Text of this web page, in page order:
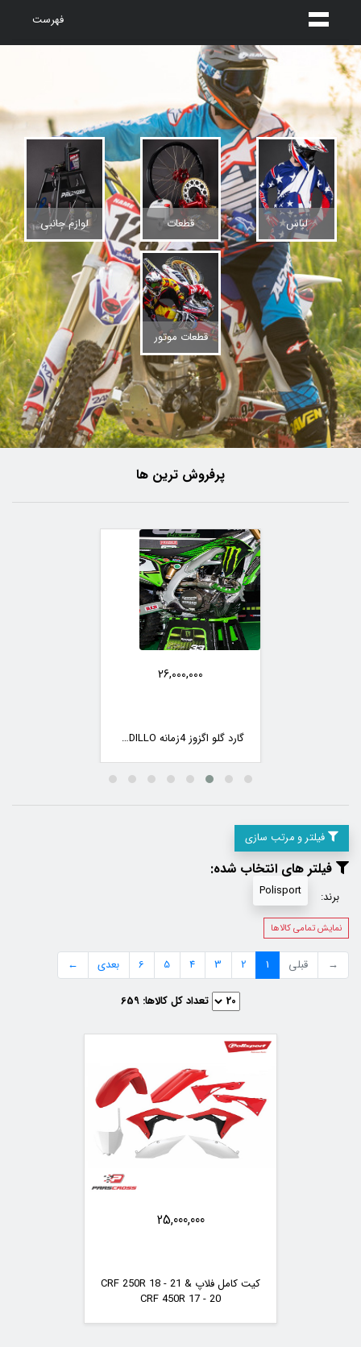
فهرست
لباس قطعات لوازم جانبی
قطعات موتور
پرفروش ترین ها
26,000,000
گارد گلو اگزوز 4زمانه ARMADILLO
فیلتر و مرتب سازی
فیلتر های انتخاب شده:
برند: Polisport
نمایش تمامی کالاها
→ قبلی 1
2
3
4
5
6 بعدی ←
تعداد کل کالاها: 659
25,000,000
کیت کامل فلاپ CRF 250R 18 - 21 &
CRF 450R 17 - 20